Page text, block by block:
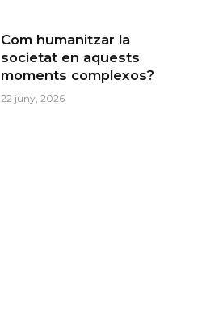
Com humanitzar la
societat en aquests
moments complexos?
22 juny, 2026